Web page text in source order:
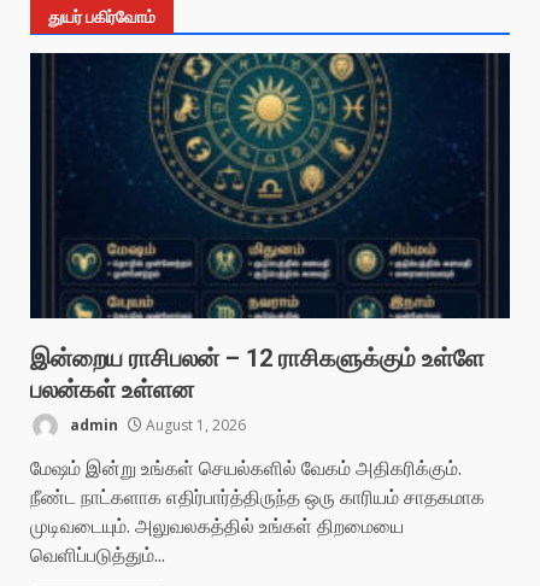
துயர் பகிர்வோம்
இன்றைய ராசிபலன் – 12 ராசிகளுக்கும் உள்ளே
பலன்கள் உள்ளன
admin August 1, 2026
மேஷம் இன்று உங்கள் செயல்களில் வேகம் அதிகரிக்கும்.
நீண்ட நாட்களாக எதிர்பார்த்திருந்த ஒரு காரியம் சாதகமாக
முடிவடையும். அலுவலகத்தில் உங்கள் திறமையை
வெளிப்படுத்தும்...